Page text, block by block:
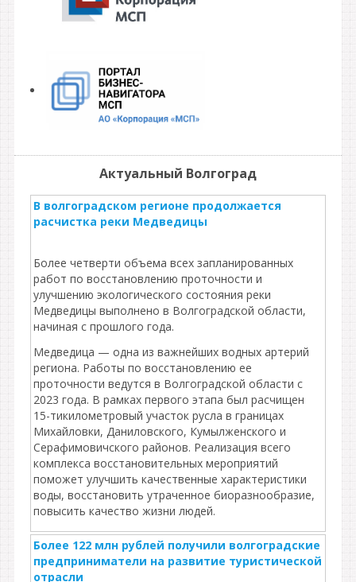
Актуальный Волгоград
В волгоградском регионе продолжается
расчистка реки Медведицы
Более четверти объема всех запланированных
работ по восстановлению проточности и
улучшению экологического состояния реки
Медведицы выполнено в Волгоградской области,
начиная с прошлого года.
Медведица — одна из важнейших водных артерий
региона. Работы по восстановлению ее
проточности ведутся в Волгоградской области с
2023 года. В рамках первого этапа был расчищен
15-тикилометровый участок русла в границах
Михайловки, Даниловского, Кумылженского и
Серафимовичского районов. Реализация всего
комплекса восстановительных мероприятий
поможет улучшить качественные характеристики
воды, восстановить утраченное биоразнообразие,
повысить качество жизни людей.
Более 122 млн рублей получили волгоградские
предприниматели на развитие туристической
отрасли